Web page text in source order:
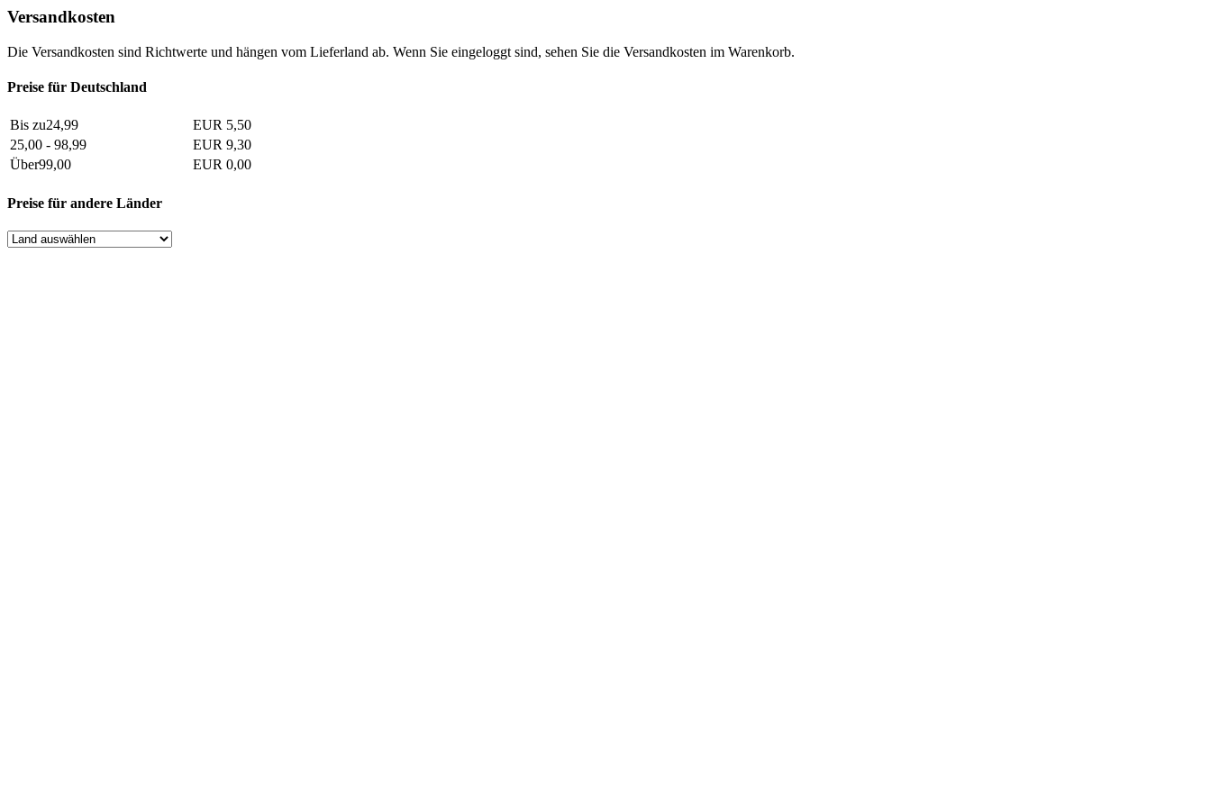
Versandkosten
Die Versandkosten sind Richtwerte und hängen vom Lieferland ab. Wenn Sie eingeloggt sind, sehen Sie die Versandkosten im Warenkorb.
Preise für Deutschland
Bis zu24,99
EUR 5,50
25,00 - 98,99
EUR 9,30
Über99,00
EUR 0,00
Preise für andere Länder